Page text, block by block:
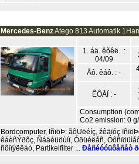
Mercedes-BenzAtego 813 Automatik
1. áä. êõêë. :
04/09
Åô. êáô. : -
ÊÔÅÏ : -
Consumption
Co2 emission: 0
Bordcomputer, ÏñïöÞ: ãõÜëéíç, žêäïóç
êáèñÝðôç, Ñáäéüöùíï, Óðüéëåñ,
ñõìïýëêáò, Partikelfilter ... Ðåñéóóüôåñåò